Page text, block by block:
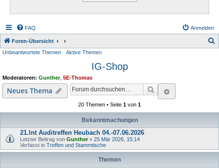
FAQ Anmelden
Foren-Übersicht
Unbeantwortete Themen Aktive Themen
IG-Shop
Moderatoren: Gunther, 5E-Thomas
Neues Thema Suche
20 Themen • Seite 1 von 1
Bekanntmachungen
21.Int Auditreffen Heubach 04.-07.06.2026
Letzter Beitrag von Gunther« 25 Mär 2026, 15:14
Verfasst in Treffen und Stammtische
Themen